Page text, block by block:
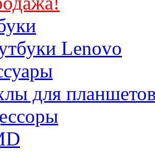
Lenovo
для